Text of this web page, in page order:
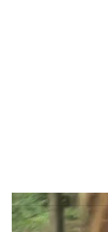
Video
Player